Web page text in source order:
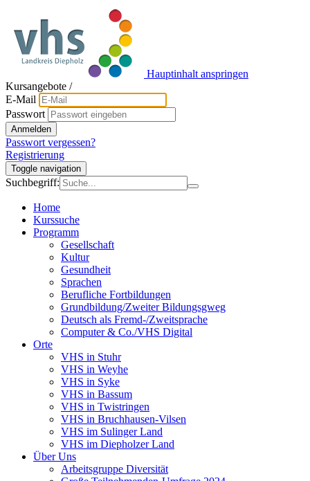
Hauptinhalt anspringen
Kursangebote /
E-Mail
Passwort
Anmelden
Passwort vergessen?
Registrierung
Toggle navigation
Suchbegriff:
Home
Kurssuche
Programm
Gesellschaft
Kultur
Gesundheit
Sprachen
Berufliche Fortbildungen
Grundbildung/Zweiter Bildungsgweg
Deutsch als Fremd-/Zweitsprache
Computer & Co./VHS Digital
Orte
VHS in Stuhr
VHS in Weyhe
VHS in Syke
VHS in Bassum
VHS in Twistringen
VHS in Bruchhausen-Vilsen
VHS im Sulinger Land
VHS im Diepholzer Land
Über Uns
Arbeitsgruppe Diversität